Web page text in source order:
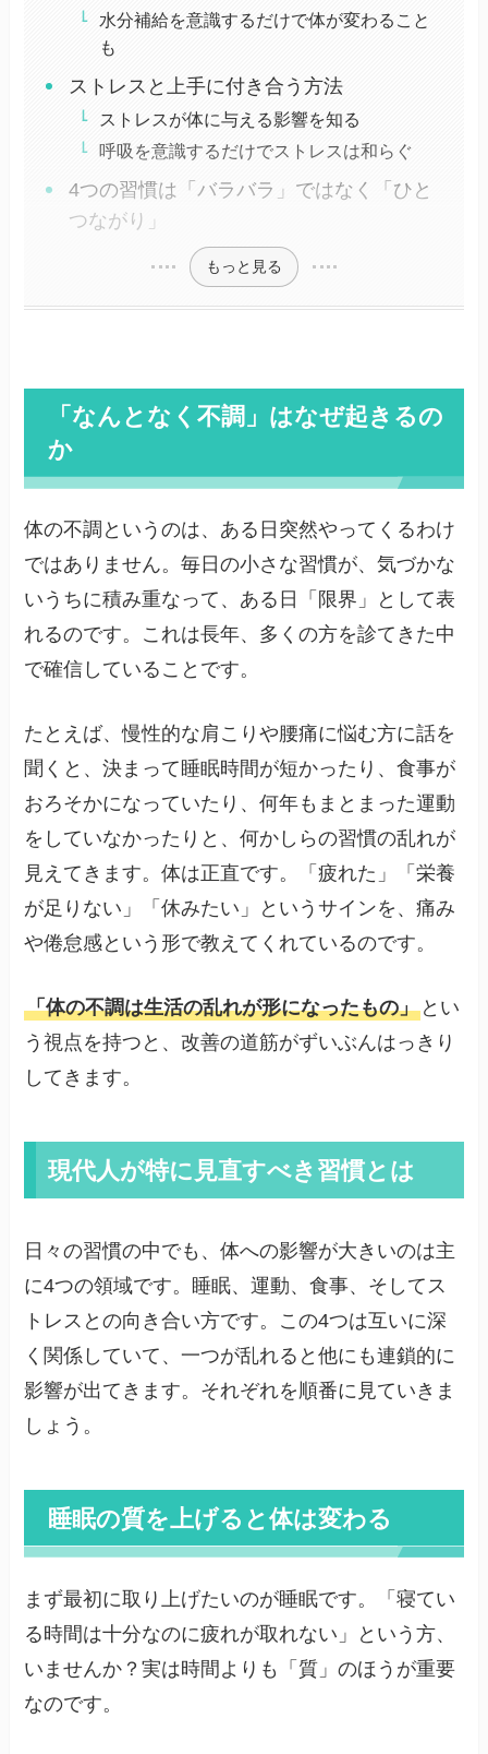
水分補給を意識するだけで体が変わること
も
ストレスと上手に付き合う方法
ストレスが体に与える影響を知る
呼吸を意識するだけでストレスは和らぐ
4つの習慣は「バラバラ」ではなく「ひと
つながり」
もっと見る
「なんとなく不調」はなぜ起きるの
か
体の不調というのは、ある日突然やってくるわけ
ではありません。毎日の小さな習慣が、気づかな
いうちに積み重なって、ある日「限界」として表
れるのです。これは長年、多くの方を診てきた中
で確信していることです。
たとえば、慢性的な肩こりや腰痛に悩む方に話を
聞くと、決まって睡眠時間が短かったり、食事が
おろそかになっていたり、何年もまとまった運動
をしていなかったりと、何かしらの習慣の乱れが
見えてきます。体は正直です。「疲れた」「栄養
が足りない」「休みたい」というサインを、痛み
や倦怠感という形で教えてくれているのです。
「体の不調は生活の乱れが形になったもの」 とい
う視点を持つと、改善の道筋がずいぶんはっきり
してきます。
現代人が特に見直すべき習慣とは
日々の習慣の中でも、体への影響が大きいのは主
に4つの領域です。睡眠、運動、食事、そしてス
トレスとの向き合い方です。この4つは互いに深
く関係していて、一つが乱れると他にも連鎖的に
影響が出てきます。それぞれを順番に見ていきま
しょう。
睡眠の質を上げると体は変わる
まず最初に取り上げたいのが睡眠です。「寝てい
る時間は十分なのに疲れが取れない」という方、
いませんか？実は時間よりも「質」のほうが重要
なのです。